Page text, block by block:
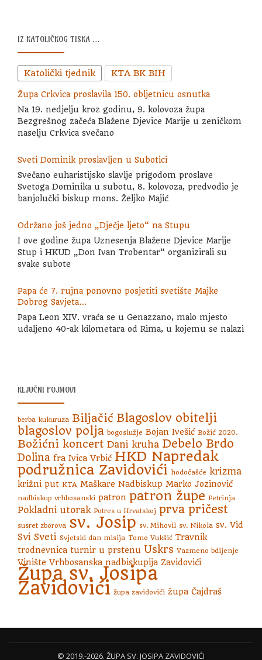
IZ KATOLIČKOG TISKA …
Katolički tjednik KTA BK BIH
Župa Crkvica proslavila 150. obljetnicu osnutka
Na 19. nedjelju kroz godinu, 9. kolovoza župa
Bezgrešnog začeća Blažene Djevice Marije u zeničkom
naselju Crkvica svečano
Sveti Dominik proslavljen u Subotici
Svečano euharistijsko slavlje prigodom proslave
Svetoga Dominika u subotu, 8. kolovoza, predvodio je
banjolučki biskup mons. Željko Majić
Održano još jedno „Dječje ljeto“ na Stupu
I ove godine župa Uznesenja Blažene Djevice Marije
Stup i HKUD „Don Ivan Trobentar“ organizirali su
svake subote
Papa će 7. rujna ponovno posjetiti svetište Majke
Dobrog Savjeta…
Papa Leon XIV. vraća se u Genazzano, malo mjesto
udaljeno 40-ak kilometara od Rima, u kojemu se nalazi
KLJUČNI POJMOVI
berba kukuruza Biljačić Blagoslov obitelji
blagoslov polja bogoslužje Bojan Ivešić Božić 2020.
Božićni koncert Dani kruha Debelo Brdo
Dolina fra Ivica Vrbić HKD Napredak
podružnica Zavidovići hodočašće krizma
križni put KTA Maškare Nadbiskup Marko Jozinović
nadbiskup vrhbosanski patron patron župe Petrinja
Pokladni utorak Potres u Hrvatskoj prva pričest
susret zborova sv. Josip sv. Mihovil sv. Nikola sv. Vid
Svi Sveti Svjetski dan misija Tomo Vukšić Travnik
trodnevnica turnir u prstenu Uskrs Vazmeno bdijenje
Vinište Vrhbosanska nadbiskupija Zavidovići
Župa sv. Josipa
Zavidovići župa zavidovići župa Čajdraš
© 2019.-2026. ŽUPA SV. JOSIPA ZAVIDOVIĆI